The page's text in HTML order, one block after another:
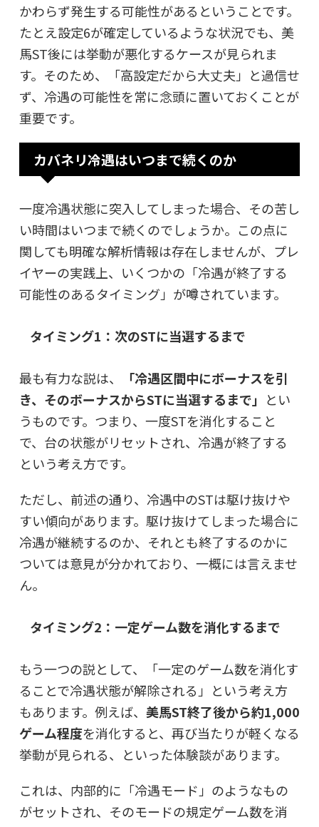
かわらず発生する可能性がある ということです。
たとえ設定6が確定しているような状況でも、美
馬ST後には挙動が悪化するケースが見られま
す。そのため、「高設定だから大丈夫」と過信せ
ず、冷遇の可能性を常に念頭に置いておくことが
重要です。
カバネリ冷遇はいつまで続くのか
一度冷遇状態に突入してしまった場合、その苦し
い時間はいつまで続くのでしょうか。この点に
関しても明確な解析情報は存在しませんが、プレ
イヤーの実践上、いくつかの「冷遇が終了する
可能性のあるタイミング」が噂されています。
タイミング1：次のSTに当選するまで
最も有力な説は、
「冷遇区間中にボーナスを引
き、そのボーナスからSTに当選するまで」 とい
うものです。つまり、一度STを消化すること
で、台の状態がリセットされ、冷遇が終了する
という考え方です。
ただし、前述の通り、冷遇中のSTは駆け抜けや
すい傾向があります。駆け抜けてしまった場合に
冷遇が継続するのか、それとも終了するのかに
ついては意見が分かれており、一概には言えませ
ん。
タイミング2：一定ゲーム数を消化するまで
もう一つの説として、「一定のゲーム数を消化す
ることで冷遇状態が解除される」という考え方
もあります。例えば、 美馬ST終了後から約1,000
ゲーム程度を消化すると、再び当たりが軽くなる
挙動が見られる、といった体験談があります。
これは、内部的に「冷遇モード」のようなもの
がセットされ、そのモードの規定ゲーム数を消